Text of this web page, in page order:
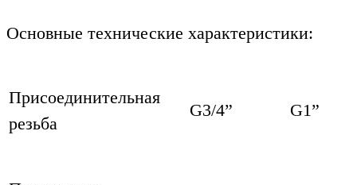
Основные технические характеристики:
Присоединительная
резьба
G3/4” G1”